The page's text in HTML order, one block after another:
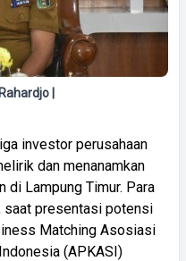
|
investor perusahaan
dan menanamkan
di Lampung Timur. Para
saat presentasi potensi
Matching Asosiasi
(APKASI)